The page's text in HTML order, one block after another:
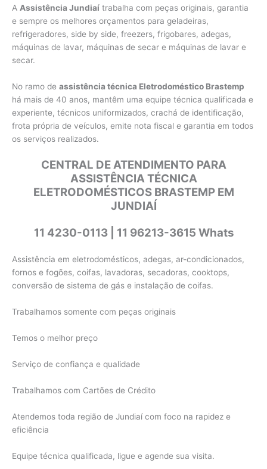
A Assistência Jundiaí trabalha com peças originais, garantia
e sempre os melhores orçamentos para geladeiras,
refrigeradores, side by side, freezers, frigobares, adegas,
máquinas de lavar, máquinas de secar e máquinas de lavar e
secar.
No ramo de assistência técnica Eletrodoméstico Brastemp
há mais de 40 anos, mantêm uma equipe técnica qualificada e
experiente, técnicos uniformizados, crachá de identificação,
frota própria de veículos, emite nota fiscal e garantia em todos
os serviços realizados.
CENTRAL DE ATENDIMENTO PARA
ASSISTÊNCIA TÉCNICA
ELETRODOMÉSTICOS BRASTEMP EM
JUNDIAÍ
11 4230-0113 | 11 96213-3615 Whats
Assistência em eletrodomésticos, adegas, ar-condicionados,
fornos e fogões, coifas, lavadoras, secadoras, cooktops,
conversão de sistema de gás e instalação de coifas.
Trabalhamos somente com peças originais
Temos o melhor preço
Serviço de confiança e qualidade
Trabalhamos com Cartões de Crédito
Atendemos toda região de Jundiaí com foco na rapidez e
eficiência
Equipe técnica qualificada, ligue e agende sua visita.